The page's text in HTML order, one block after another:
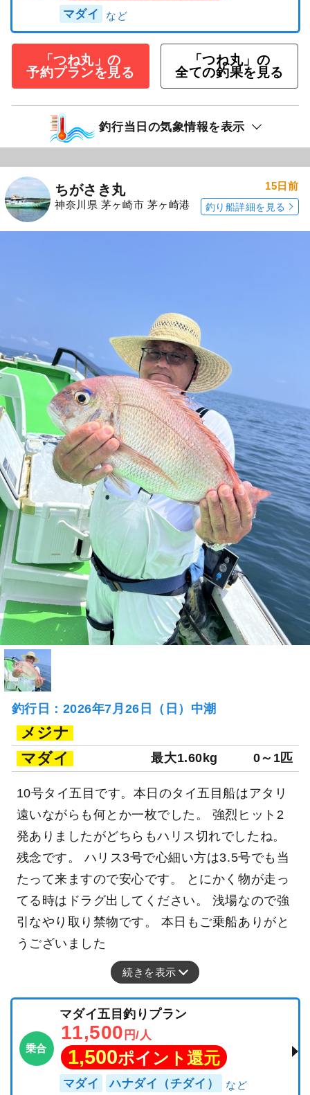
マダイ
「つね丸」の
予約プランを見る
「つね丸」の
全ての釣果を見る
釣行当日の気象情報を表示
ちがさき丸
神奈川県 茅ヶ崎市 茅ヶ崎港
15日前
釣り船詳細を見る
釣行日：2026年7月26日（日）中潮
メジナ
マダイ
最大1.60kg 0～1匹
10号タイ五目です。本日のタイ五目船はアタリ
遠いながらも何とか一枚でした。 強烈ヒット2
発ありましたがどちらもハリス切れでしたね。
残念です。 ハリス3号で心細い方は3.5号でも当
たって来ますので安心です。 とにかく物が走っ
てる時はドラグ出してください。 浅場なので強
引なやり取り禁物です。 本日もご乗船ありがと
うございました
続きを表示
乗合
マダイ五目釣りプラン
11,500 円/人
1,500ポイント還元
マダイ ハナダイ（チダイ）